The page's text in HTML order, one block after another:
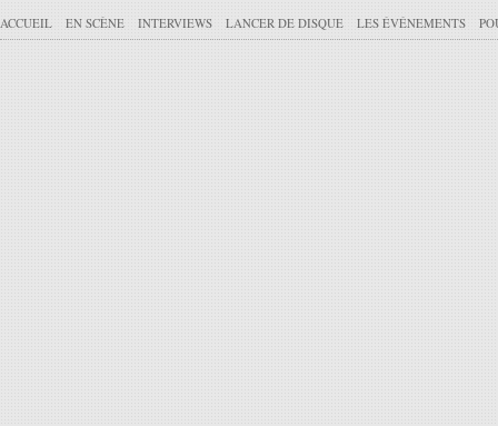
ACCUEIL EN SCÈNE INTERVIEWS LANCER DE DISQUE LES ÉVÉNEMENTS